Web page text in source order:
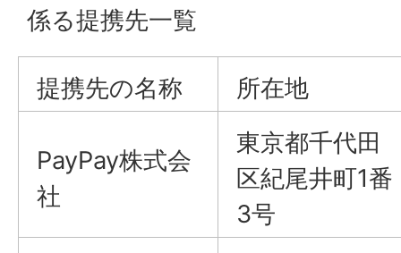
係る提携先一覧
提携先の名称 所在地
PayPay株式会
社
東京都千代田
区紀尾井町1番
3号